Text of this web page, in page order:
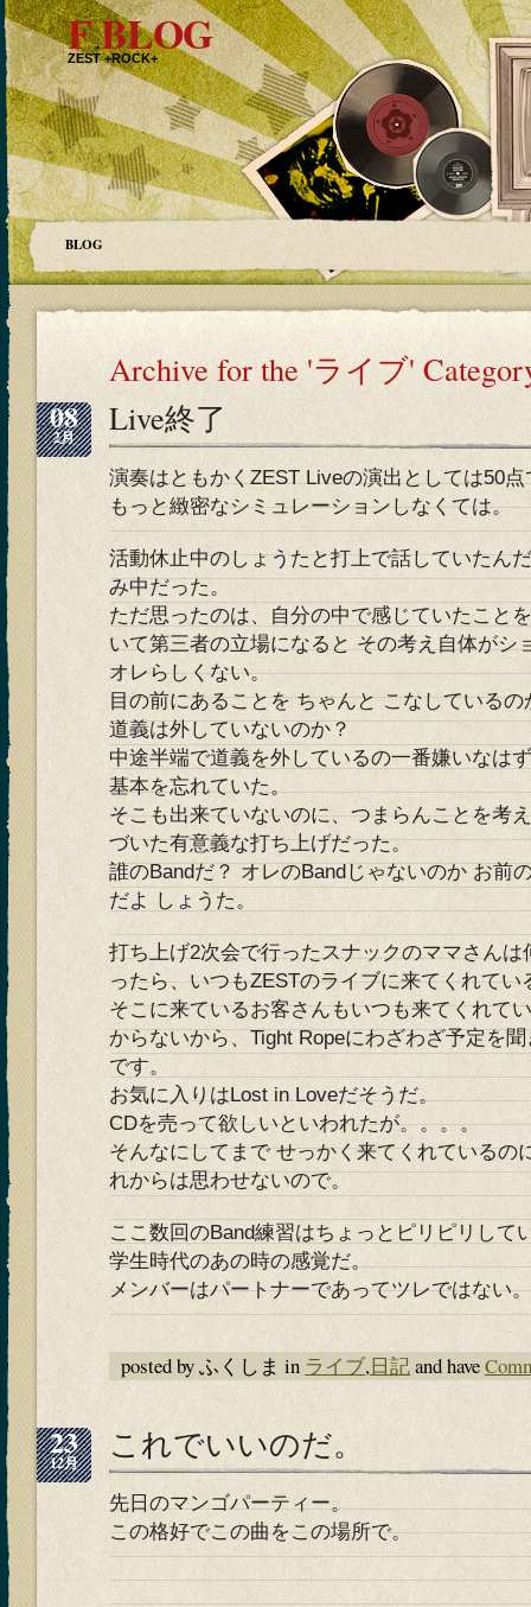
F BLOG
ZEST +ROCK+
BLOG
Archive for the 'ライブ'
08
2月 Live終了
演奏はともかくZEST Liveの演出としては50点
もっと緻密なシミュレーションしなくては。
活動休止中のしょうたと打上で話していたん
み中だった。
ただ思ったのは、自分の中で感じていたこと
いて第三者の立場になると その考え自体がシ
オレらしくない。
目の前にあることを ちゃんと こなしている
道義は外していないのか？
中途半端で道義を外しているの一番嫌いなは
基本を忘れていた。
そこも出来ていないのに、つまらんことを考
づいた有意義な打ち上げだった。
誰のBandだ？ オレのBandじゃないのか お前
だよ しょうた。
打ち上げ2次会で行ったスナックのママさん
ったら、いつもZESTのライブに来てくれてい
そこに来ているお客さんもいつも来てくれて
からないから、Tight Ropeにわざわざ予定を
です。
お気に入りはLost in Loveだそうだ。
CDを売って欲しいといわれたが。。。。
そんなにしてまで せっかく来てくれているの
れからは思わせないので。
ここ数回のBand練習はちょっとピリピリして
学生時代のあの時の感覚だ。
メンバーはパートナーであってツレではない。
posted by ふくしま in ライブ,日記and have
23
12月 これでいいのだ。
先日のマンゴパーティー。
この格好でこの曲をこの場所で。